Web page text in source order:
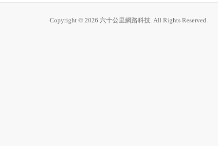
Copyright © 2026 六十公里網路科技. All Rights Reserved.